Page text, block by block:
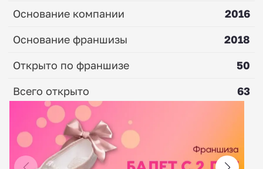
Основание компании
2016
Основание франшизы
2018
Открыто по франшизе
50
Всего открыто
63